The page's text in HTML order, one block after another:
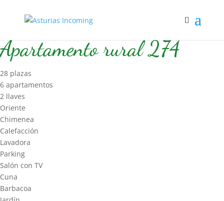
Apartamento rural 274
28 plazas
6 apartamentos
2 llaves
Oriente
Chimenea
Calefacción
Lavadora
Parking
Salón con TV
Cuna
Barbacoa